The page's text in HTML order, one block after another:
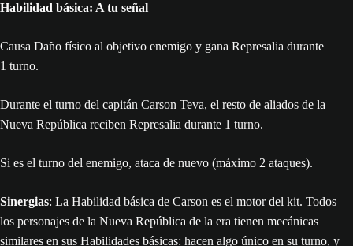
Habilidad básica: A tu señal
Causa Daño físico al objetivo enemigo y gana Represalia durante
1 turno.
Durante el turno del capitán Carson Teva, el resto de aliados de la
Nueva República reciben Represalia durante 1 turno.
Si es el turno del enemigo, ataca de nuevo (máximo 2 ataques).
Sinergias: La Habilidad básica de Carson es el motor del kit. Todos
los personajes de la Nueva República de la era tienen mecánicas
similares en sus Habilidades básicas: hacen algo único en su turno, y